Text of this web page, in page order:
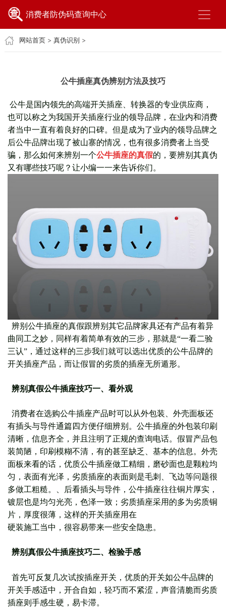
消费者防伪码查询中心
网站首页> 真伪识别 >
公牛插座真伪辨别方法及技巧
公牛是国内领先的高端开关插座、转换器的专业供应商，
也可以称之为我国开关插座行业的领导品牌，在业内和消费
者当中一直有着良好的口碑。但是成为了业内的领导品牌之
后公牛品牌出现了被山寨的情况，也有很多消费者上当受
骗，那么如何来辨别一个公牛插座的真假的，要辨别其真伪
又有哪些技巧呢？让小编一一来告诉你们。
辨别公牛插座的真假跟辨别其它品牌家具还有产品有着异
曲同工之妙，同样有着简单有效的三步，那就是“一看二验
三认”，通过这样的三步我们就可以选出优质的公牛品牌的
开关插座产品，而让假冒的劣质的插座无所遁形。
辨别真假公牛插座技巧一、看外观
消费者在选购公牛插座产品时可以从外包装、外壳面板还
有插头与导件通篇四方便仔细辨别。公牛插座的外包装印刷
清晰，信息齐全，并且注明了正规的查询电话。假冒产品包
装简陋，印刷模糊不清，有的甚至缺乏、基本的信息。外壳
面板来看的话，优质公牛插座做工精细，磨砂面也是颗粒均
匀，表面有光泽，劣质插座的表面则是毛刺、飞边等问题很
多做工粗糙。、后看插头与导件，公牛插座往往铜片厚实，
镀层也是均匀光亮，色泽一致；劣质插座采用的多为劣质铜
片，厚度很薄，这样的开关插座用在
硬装施工当中，很容易带来一些安全隐患。
辨别真假公牛插座技巧二、检验手感
首先可反复几次试按插座开关，优质的开关如公牛品牌的
开关手感适中，开合自如，轻巧而不紧涩，声音清脆而劣质
插座则手感生硬，易卡滞。